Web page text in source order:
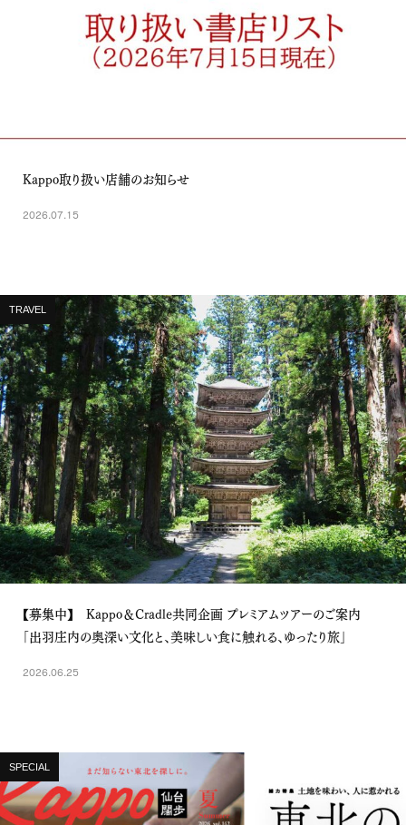
Kappo取り扱い店舗のお知らせ
2026.07.15
TRAVEL
【募集中】 Kappo＆Cradle共同企画 プレミアムツアーのご案内
「出羽庄内の奥深い文化と、美味しい食に触れる、ゆったり旅」
2026.06.25
SPECIAL